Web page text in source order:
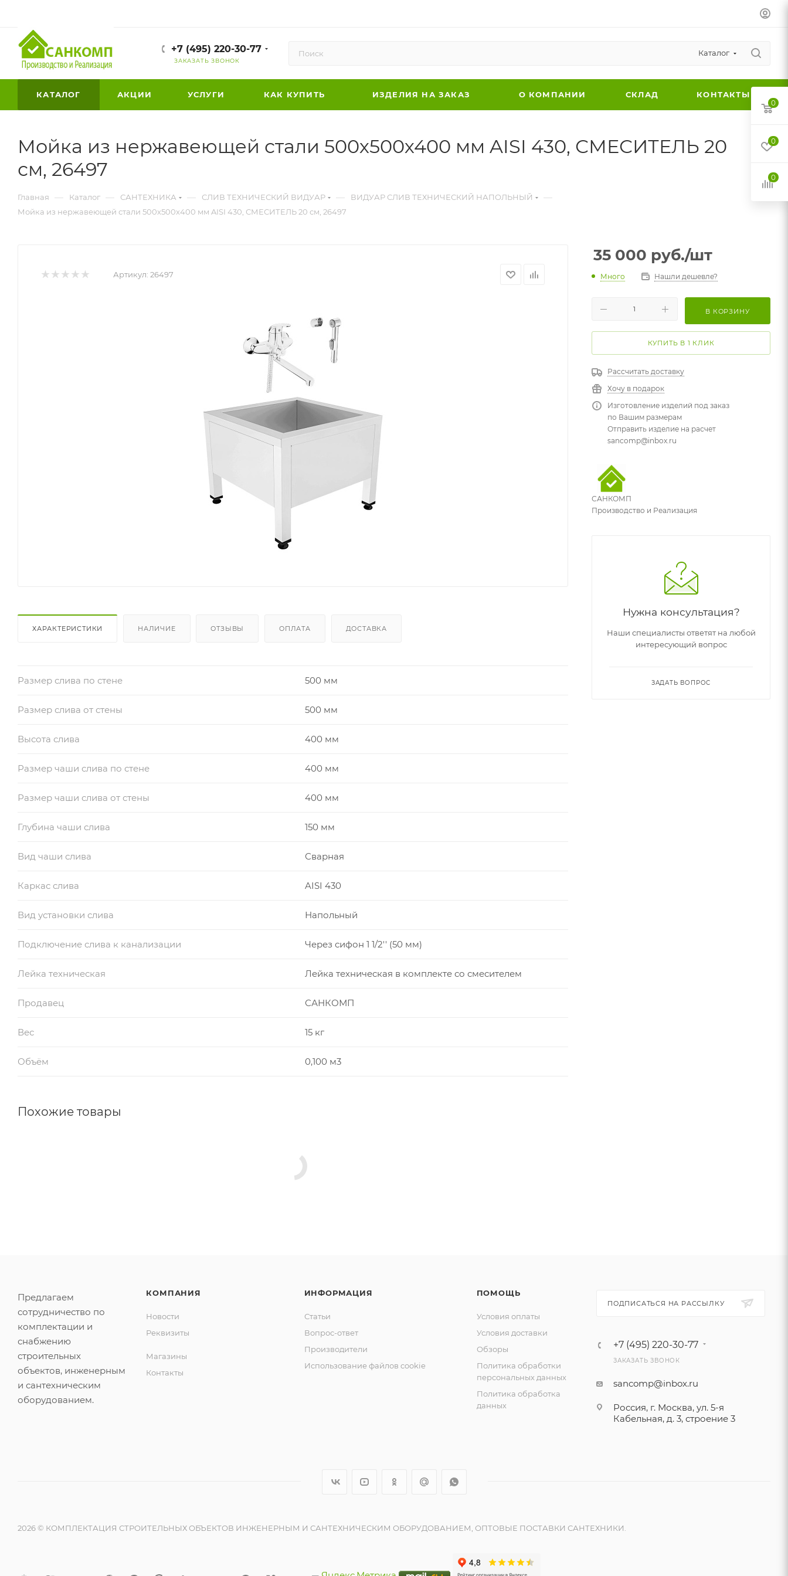
+7 (495) 220-30-77
ЗАКАЗАТЬ ЗВОНОК
Каталог
КАТАЛОГ АКЦИИ УСЛУГИ КАК КУПИТЬ ИЗДЕЛИЯ НА ЗАКАЗ О КОМПАНИИ СКЛАД КОНТАКТЫ
Мойка из нержавеющей стали 500х500х400 мм AISI 430, СМЕСИТЕЛЬ 20
см, 26497
Главная — Каталог — САНТЕХНИКА — СЛИВ ТЕХНИЧЕСКИЙ ВИДУАР — ВИДУАР СЛИВ ТЕХНИЧЕСКИЙ НАПОЛЬНЫЙ —
Мойка из нержавеющей стали 500х500х400 мм AISI 430, СМЕСИТЕЛЬ 20 см, 26497
Артикул: 26497
ХАРАКТЕРИСТИКИ НАЛИЧИЕ ОТЗЫВЫ ОПЛАТА ДОСТАВКА
Размер слива по стене 500 мм
Размер слива от стены 500 мм
Высота слива 400 мм
Размер чаши слива по стене 400 мм
Размер чаши слива от стены 400 мм
Глубина чаши слива 150 мм
Вид чаши слива Сварная
Каркас слива AISI 430
Вид установки слива Напольный
Подключение слива к канализации Через сифон 1 1/2'' (50 мм)
Лейка техническая Лейка техническая в комплекте со смесителем
Продавец САНКОМП
Вес 15 кг
Объём 0,100 м3
Похожие товары
35 000 руб./шт
Много Нашли дешевле?
В КОРЗИНУ
КУПИТЬ В 1 КЛИК
Рассчитать доставку
Хочу в подарок
Изготовление изделий под заказ
по Вашим размерам
Отправить изделие на расчет
sancomp@inbox.ru
САНКОМП
Производство и Реализация
Нужна консультация?
Наши специалисты ответят на любой
интересующий вопрос
ЗАДАТЬ ВОПРОС
Предлагаем
сотрудничество по
комплектации и
снабжению
строительных
объектов, инженерным
и сантехническим
оборудованием.
КОМПАНИЯ
Новости
Реквизиты
Магазины
Контакты
ИНФОРМАЦИЯ
Статьи
Вопрос-ответ
Производители
Использование файлов cookie
ПОМОЩЬ
Условия оплаты
Условия доставки
Обзоры
Политика обработки
персональных данных
Политика обработка
данных
ПОДПИСАТЬСЯ НА РАССЫЛКУ
+7 (495) 220-30-77
ЗАКАЗАТЬ ЗВОНОК
sancomp@inbox.ru
Россия, г. Москва, ул. 5-я
Кабельная, д. 3, строение 3
2026 © КОМПЛЕКТАЦИЯ СТРОИТЕЛЬНЫХ ОБЪЕКТОВ ИНЖЕНЕРНЫМ И САНТЕХНИЧЕСКИМ ОБОРУДОВАНИЕМ, ОПТОВЫЕ ПОСТАВКИ САНТЕХНИКИ.
0
0
0